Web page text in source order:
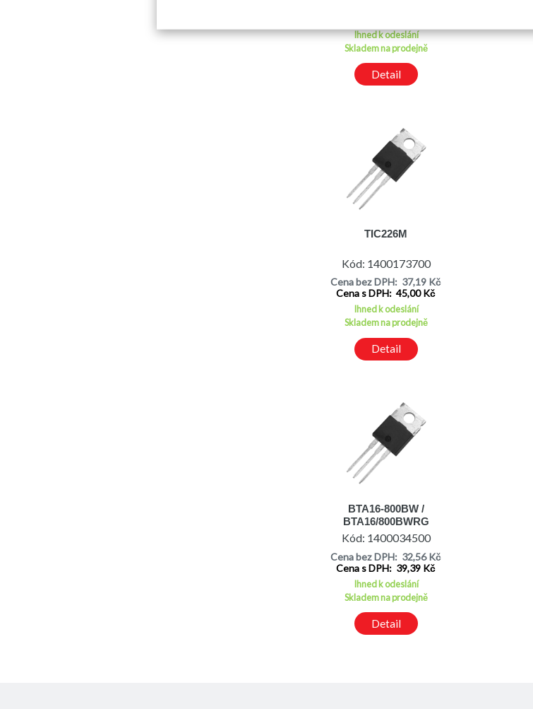
Ihned k odeslání
Skladem na prodejně
Detail
TIC226M
Kód: 1400173700
Cena bez DPH: 37,19 Kč
Cena s DPH: 45,00 Kč
Ihned k odeslání
Skladem na prodejně
Detail
BTA16-800BW /
BTA16/800BWRG
Kód: 1400034500
Cena bez DPH: 32,56 Kč
Cena s DPH: 39,39 Kč
Ihned k odeslání
Skladem na prodejně
Detail